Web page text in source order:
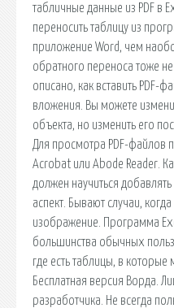
табличные данные из PDF в
переносить таблицу из
приложение Word, чем
обратного переноса тоже не
описано, как вставить PDF-
вложения. Вы можете
объекта, но изменить его
Для просмотра PDF-файлов
Acrobat или Abode Reader.
должен научиться
аспект. Бывают случаи,
изображение. Программа
большинства обычных
где есть таблицы, в
Бесплатная версия Ворда.
разработчика. Не всегда